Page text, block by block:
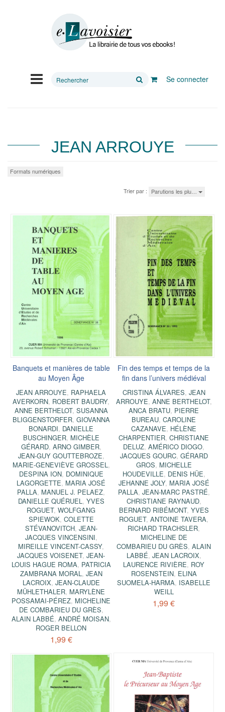
Rechercher
Se connecter
JEAN ARROUYE
Formats numériques
Trier par : Parutions les plu…
Banquets et manières de table
au Moyen Âge
JEAN ARROUYE, RAPHAELA
AVERKORN, ROBERT BAUDRY,
ANNE BERTHELOT, SUSANNA
BLIGGENSTORFER, GIOVANNA
BONARDI, DANIELLE
BUSCHINGER, MICHÈLE
GÉRARD, ARNO GIMBER,
JEAN-GUY GOUTTEBROZE,
MARIE-GENEVIÈVE GROSSEL,
DESPINA ION, DOMINIQUE
LAGORGETTE, MARIA JOSÉ
PALLA, MANUEL J. PELAEZ,
DANIELLE QUÉRUEL, YVES
ROGUET,WOLFGANG
SPIEWOK, COLETTE
STÉVANOVITCH, JEAN-
JACQUES VINCENSINI,
MIREILLE VINCENT-CASSY,
JACQUES VOISENET,JEAN-
LOUIS HAGUE ROMA, PATRICIA
ZAMBRANA MORAL, JEAN
LACROIX, JEAN-CLAUDE
MÜHLETHALER, MARYLÈNE
POSSAMAI-PÉREZ, MICHELINE
DE COMBARIEU DU GRÈS,
ALAIN LABBÉ, ANDRÉ MOISAN,
ROGER BELLON
1,99 €
Fin des temps et temps de la
fin dans l’univers médiéval
CRISTINA ÁLVARES, JEAN
ARROUYE, ANNE BERTHELOT,
ANCA BRATU, PIERRE
BUREAU,CAROLINE
CAZANAVE, HÉLÈNE
CHARPENTIER,CHRISTIANE
DELUZ,AMÉRICO DIOGO,
JACQUES GOURC, GÉRARD
GROS, MICHELLE
HOUDEVILLE, DENIS HÜE,
JEHANNE JOLY, MARIA JOSÉ
PALLA, JEAN-MARC PASTRÉ,
CHRISTIANE RAYNAUD,
BERNARD RIBÉMONT, YVES
ROGUET,ANTOINE TAVERA,
RICHARD TRACHSLER,
MICHELINE DE
COMBARIEU DU GRÈS,ALAIN
LABBÉ, JEAN LACROIX,
LAURENCE RIVIÈRE, ROY
ROSENSTEIN, ELINA
SUOMELA-HARMA, ISABELLE
WEILL
1,99 €